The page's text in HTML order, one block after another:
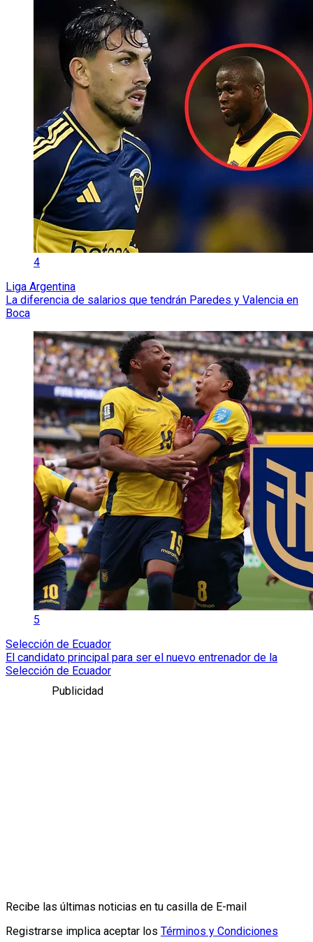
4
Liga Argentina
La diferencia de salarios que tendrán Paredes y Valencia en
Boca
5
Selección de Ecuador
El candidato principal para ser el nuevo entrenador de la
Selección de Ecuador
Publicidad
Recibe las últimas noticias en tu casilla de E-mail
Registrarse implica aceptar los Términos y Condiciones